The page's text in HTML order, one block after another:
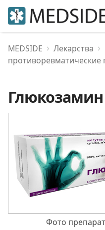
MEDSIDE Лекарства
противоревматические
Глюкозамин
Фото